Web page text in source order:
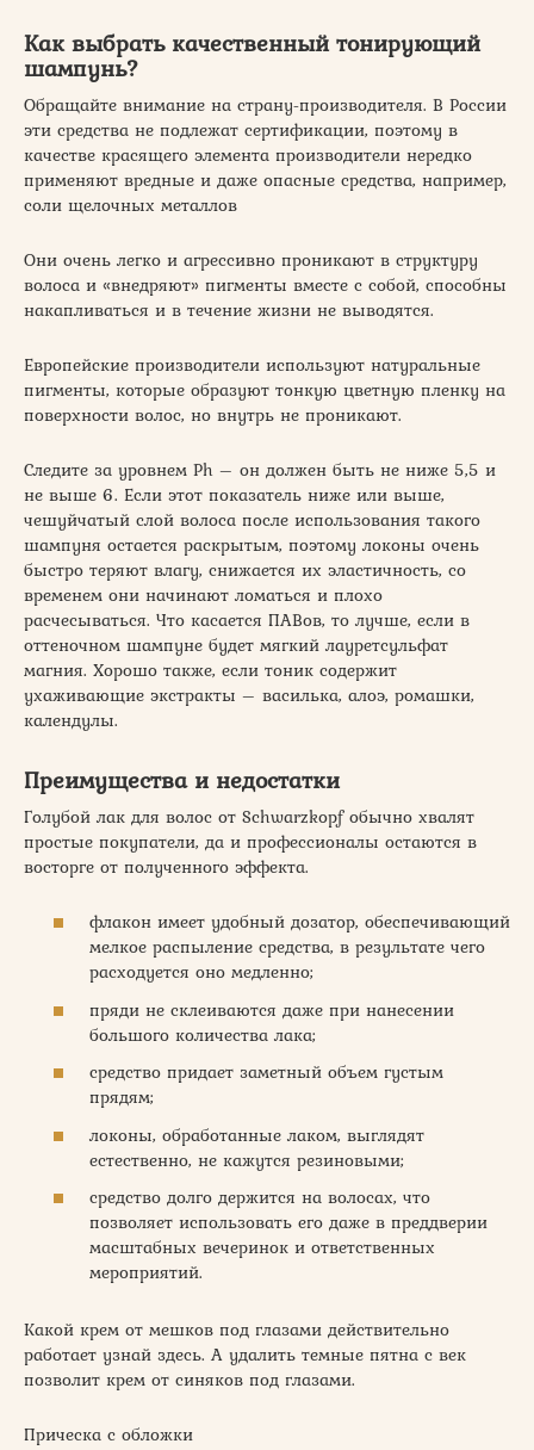
Как выбрать качественный тонирующий
шампунь?
Обращайте внимание на страну-производителя. В России
эти средства не подлежат сертификации, поэтому в
качестве красящего элемента производители нередко
применяют вредные и даже опасные средства, например,
соли щелочных металлов
Они очень легко и агрессивно проникают в структуру
волоса и «внедряют» пигменты вместе с собой, способны
накапливаться и в течение жизни не выводятся.
Европейские производители используют натуральные
пигменты, которые образуют тонкую цветную пленку на
поверхности волос, но внутрь не проникают.
Следите за уровнем Ph – он должен быть не ниже 5,5 и
не выше 6. Если этот показатель ниже или выше,
чешуйчатый слой волоса после использования такого
шампуня остается раскрытым, поэтому локоны очень
быстро теряют влагу, снижается их эластичность, со
временем они начинают ломаться и плохо
расчесываться. Что касается ПАВов, то лучше, если в
оттеночном шампуне будет мягкий лауретсульфат
магния. Хорошо также, если тоник содержит
ухаживающие экстракты – василька, алоэ, ромашки,
календулы.
Преимущества и недостатки
Голубой лак для волос от Schwarzkopf обычно хвалят
простые покупатели, да и профессионалы остаются в
восторге от полученного эффекта.
флакон имеет удобный дозатор, обеспечивающий
мелкое распыление средства, в результате чего
расходуется оно медленно;
пряди не склеиваются даже при нанесении
большого количества лака;
средство придает заметный объем густым
прядям;
локоны, обработанные лаком, выглядят
естественно, не кажутся резиновыми;
средство долго держится на волосах, что
позволяет использовать его даже в преддверии
масштабных вечеринок и ответственных
мероприятий.
Какой крем от мешков под глазами действительно
работает узнай здесь. А удалить темные пятна с век
позволит крем от синяков под глазами.
Прическа с обложки